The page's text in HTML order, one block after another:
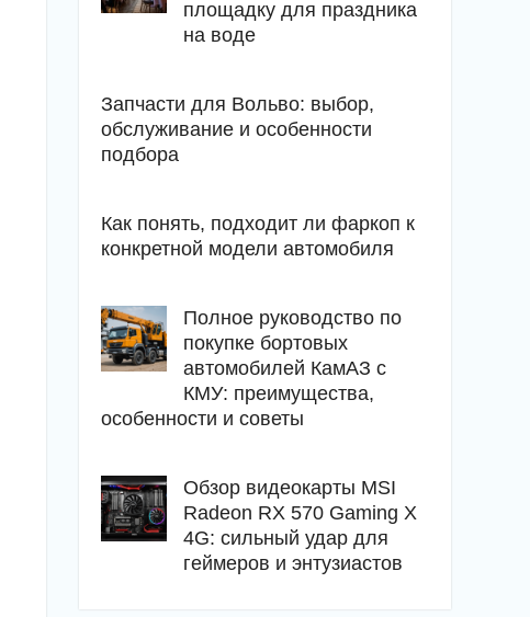
площадку для праздника
на воде
Запчасти для Вольво: выбор,
обслуживание и особенности
подбора
Как понять, подходит ли фаркоп к
конкретной модели автомобиля
Полное руководство по
покупке бортовых
автомобилей КамАЗ с
КМУ: преимущества,
особенности и советы
Обзор видеокарты MSI
Radeon RX 570 Gaming X
4G: сильный удар для
геймеров и энтузиастов